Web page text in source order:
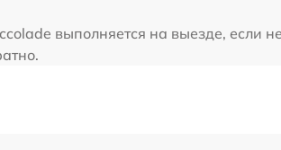
выполняется на выезде, если